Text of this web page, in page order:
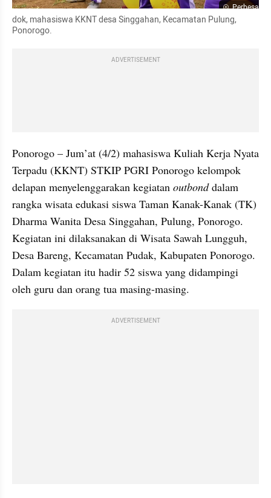
Perbesar
dok, mahasiswa KKNT desa Singgahan, Kecamatan Pulung,
Ponorogo.
ADVERTISEMENT
Ponorogo – Jum’at (4/2) mahasiswa Kuliah Kerja Nyata
Terpadu (KKNT) STKIP PGRI Ponorogo kelompok
delapan menyelenggarakan kegiatan outbond dalam
rangka wisata edukasi siswa Taman Kanak-Kanak (TK)
Dharma Wanita Desa Singgahan, Pulung, Ponorogo.
Kegiatan ini dilaksanakan di Wisata Sawah Lungguh,
Desa Bareng, Kecamatan Pudak, Kabupaten Ponorogo.
Dalam kegiatan itu hadir 52 siswa yang didampingi
oleh guru dan orang tua masing-masing.
ADVERTISEMENT